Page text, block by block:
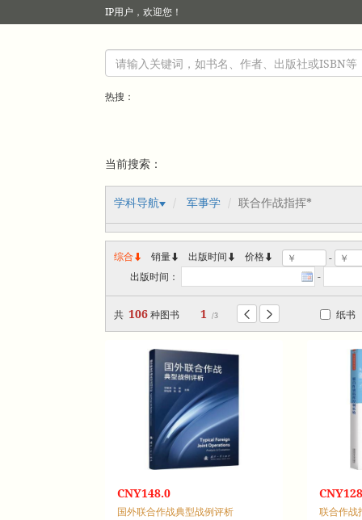
IP用户，欢迎您！
热搜：
当前搜索：
学科导航 军事学 联合作战指挥*
综合 销量 出版时间  价格
-
出版时间：
-
共 106种图书 1 /3   纸书
CNY148.0
国外联合作战典型战例评析
联合作战